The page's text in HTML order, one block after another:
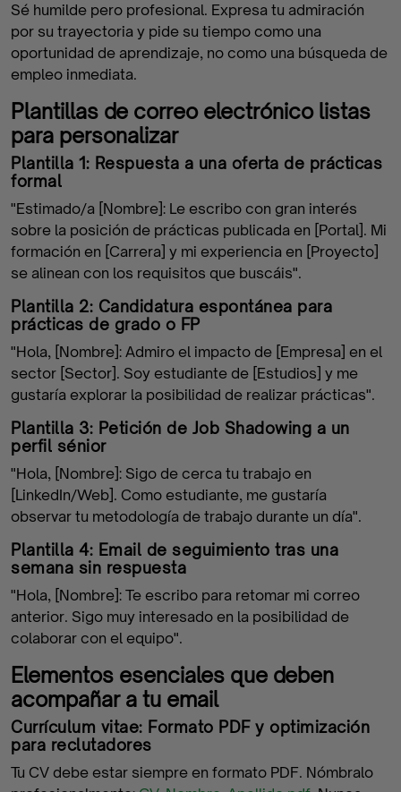
Sé humilde pero profesional. Expresa tu admiración
por su trayectoria y pide su tiempo como una
oportunidad de aprendizaje, no como una búsqueda de
empleo inmediata.
Plantillas de correo electrónico listas
para personalizar
Plantilla 1: Respuesta a una oferta de prácticas
formal
"Estimado/a [Nombre]: Le escribo con gran interés
sobre la posición de prácticas publicada en [Portal]. Mi
formación en [Carrera] y mi experiencia en [Proyecto]
se alinean con los requisitos que buscáis".
Plantilla 2: Candidatura espontánea para
prácticas de grado o FP
"Hola, [Nombre]: Admiro el impacto de [Empresa] en el
sector [Sector]. Soy estudiante de [Estudios] y me
gustaría explorar la posibilidad de realizar prácticas".
Plantilla 3: Petición de Job Shadowing a un
perfil sénior
"Hola, [Nombre]: Sigo de cerca tu trabajo en
[LinkedIn/Web]. Como estudiante, me gustaría
observar tu metodología de trabajo durante un día".
Plantilla 4: Email de seguimiento tras una
semana sin respuesta
"Hola, [Nombre]: Te escribo para retomar mi correo
anterior. Sigo muy interesado en la posibilidad de
colaborar con el equipo".
Elementos esenciales que deben
acompañar a tu email
Currículum vitae: Formato PDF y optimización
para reclutadores
Tu CV debe estar siempre en formato PDF. Nómbralo